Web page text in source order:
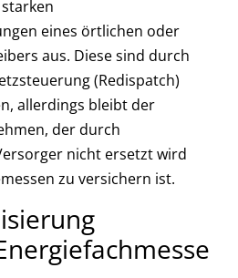
eines örtlichen oder
aus. Diese sind durch
(Redispatch)
allerdings bleibt der
der durch
nicht ersetzt wird
zu versichern ist.